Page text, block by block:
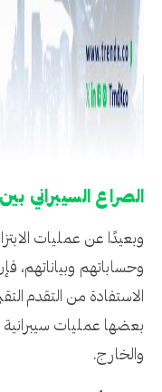
الصراع السيبراني
وبعيدًا عن عمليات
وحساباتهم وبياناتهم،
الاستفادة من التقدم
بعضها عمليات سيبرانية
والخارج.